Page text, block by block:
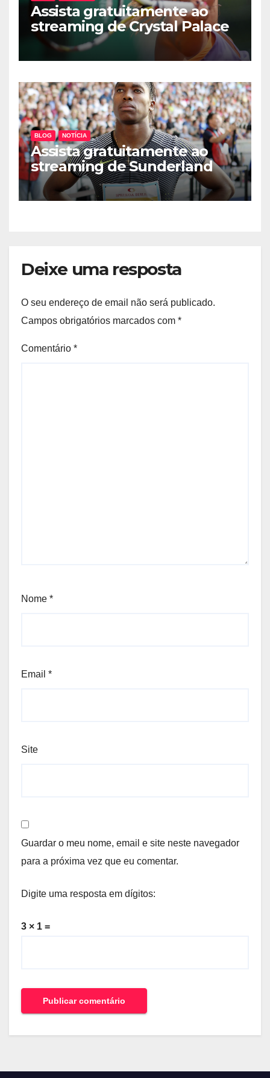
Assista gratuitamente ao
streaming de Crystal Palace
vs Leicester City
BLOG NOTÍCIA
Assista gratuitamente ao
streaming de Sunderland
AFC vs Manchester City
Deixe uma resposta
O seu endereço de email não será publicado.
Campos obrigatórios marcados com *
Comentário *
Nome *
Email *
Site
Guardar o meu nome, email e site neste navegador
para a próxima vez que eu comentar.
Digite uma resposta em dígitos:
3 × 1 =